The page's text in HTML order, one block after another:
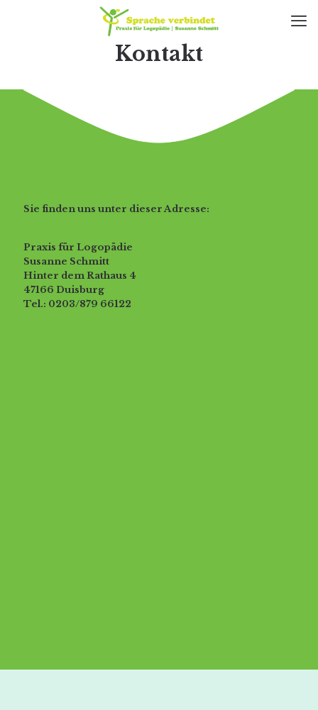
Kontakt
Sie finden uns unter dieser Adresse:
Praxis für Logopädie
Susanne Schmitt
Hinter dem Rathaus 4
47166 Duisburg
Tel.: 0203/879 66122